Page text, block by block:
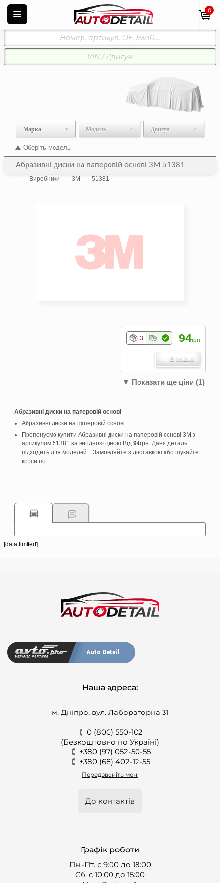
0
Марка Модель Двигун
Оберіть модель
Абразивні диски на паперовій основі 3M 51381
Виробники 3M 51381
Абразивні диски на паперовій основі
Абразивні диски на паперовій основі
Пропонуємо купити Абразивні диски на паперовій основі 3M з
артикулом 51381 за вигідною ціною Від 94грн. Дана деталь
підходить для моделей: . Замовляйте з доставкою або шукайте
кроси по : .
3 94грн
В кошик
▼ Показати ще ціни (1)
[data limited]
Auto Detail
Наша адреса:
м. Дніпро, вул. Лабораторна 31
0 (800) 550-102
(Безкоштовно по Україні)
+380 (97) 052-50-55
+380 (68) 402-12-55
Передзвоніть мені
До контактів
Графік роботи
Пн.-Пт. с 9:00 до 18:00
Cб. с 10:00 до 15:00